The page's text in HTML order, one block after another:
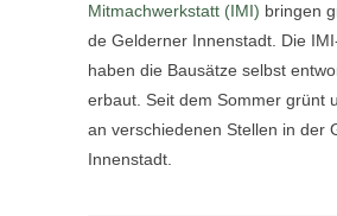
Mitmachwerkstatt (IMI) bringen
de Gelderner Innenstadt. Die
haben die Bausätze selbst
erbaut. Seit dem Sommer grünt
an verschiedenen Stellen in der
Innenstadt.